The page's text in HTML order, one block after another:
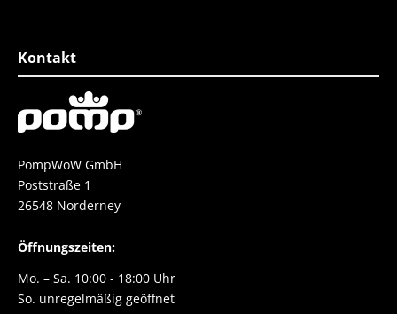
Kontakt
PompWoW GmbH
Poststraße 1
26548 Norderney
Öffnungszeiten:
Mo. – Sa. 10:00 - 18:00 Uhr
So. unregelmäßig geöffnet